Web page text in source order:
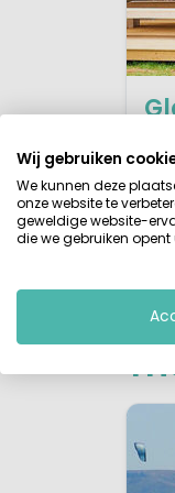
Wij gebruiken
We kunnen deze
onze website te
geweldige website-
die we gebruiken